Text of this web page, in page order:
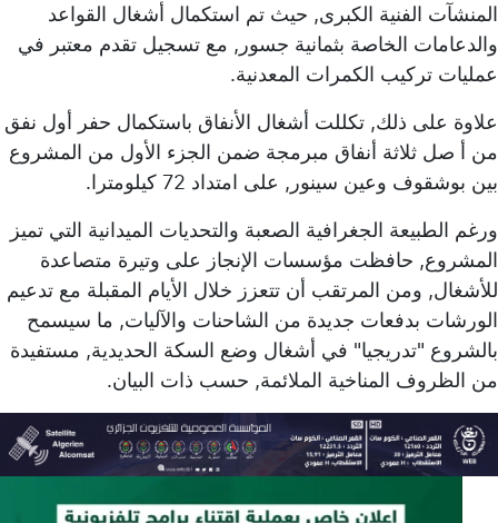
المنشآت الفنية الكبرى, حيث تم استكمال أشغال القواعد
والدعامات الخاصة بثمانية جسور, مع تسجيل تقدم معتبر في
عمليات تركيب الكمرات المعدنية.
علاوة على ذلك, تكللت أشغال الأنفاق باستكمال حفر أول نفق
من أ صل ثلاثة أنفاق مبرمجة ضمن الجزء الأول من المشروع
بين بوشقوف وعين سينور, على امتداد 72 كيلومترا.
ورغم الطبيعة الجغرافية الصعبة والتحديات الميدانية التي تميز
المشروع, حافظت مؤسسات الإنجاز على وتيرة متصاعدة
للأشغال, ومن المرتقب أن تتعزز خلال الأيام المقبلة مع تدعيم
الورشات بدفعات جديدة من الشاحنات والآليات, ما سيسمح
بالشروع "تدريجيا" في أشغال وضع السكة الحديدية, مستفيدة
من الظروف المناخية الملائمة, حسب ذات البيان.